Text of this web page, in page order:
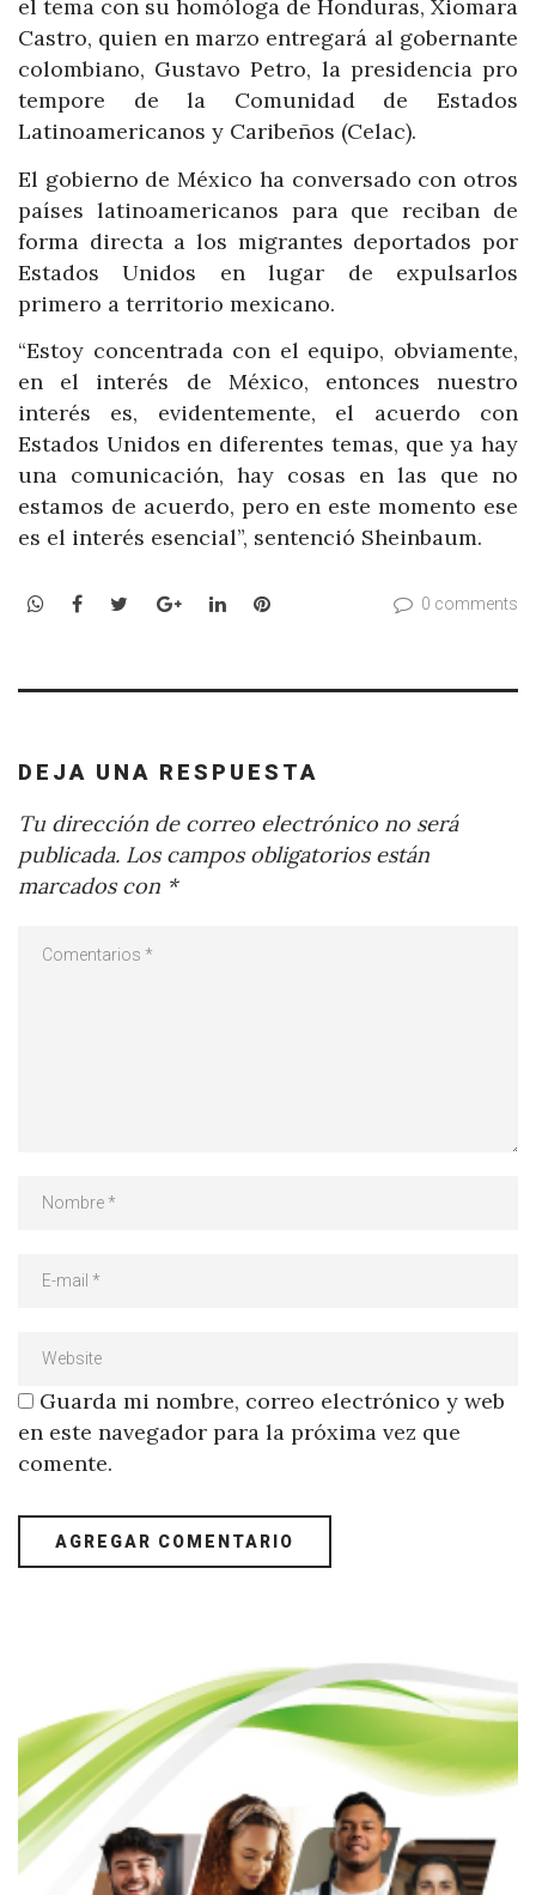
el tema con su homóloga de Honduras, Xiomara
Castro, quien en marzo entregará al gobernante
colombiano, Gustavo Petro, la presidencia pro
tempore de la Comunidad de Estados
Latinoamericanos y Caribeños (Celac).
El gobierno de México ha conversado con otros
países latinoamericanos para que reciban de
forma directa a los migrantes deportados por
Estados Unidos en lugar de expulsarlos
primero a territorio mexicano.
“Estoy concentrada con el equipo, obviamente,
en el interés de México, entonces nuestro
interés es, evidentemente, el acuerdo con
Estados Unidos en diferentes temas, que ya hay
una comunicación, hay cosas en las que no
estamos de acuerdo, pero en este momento ese
es el interés esencial”, sentenció Sheinbaum.
WhatsApp
Facebook
TwitterGoogle+LinkedInPinterest 0 comments
DEJA UNA RESPUESTA
Tu dirección de correo electrónico no será
publicada. Los campos obligatorios están
marcados con *
Guarda mi nombre, correo electrónico y web
en este navegador para la próxima vez que
comente.